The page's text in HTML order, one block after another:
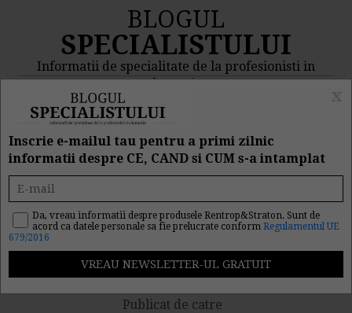
BLOGUL
SPECIALISTULUI
Informatii de specialitate de la profesionisti in
domeniu
MENIU
Anularea codului de TVA.
Care vor fi efectele
fiscale?
Publicat de catre
Inscrie e-mailul tau pentru a primi zilnic
informatii despre CE, CAND si CUM s-a intamplat
Da, vreau informatii despre produsele Rentrop&Straton. Sunt de
acord ca datele personale sa fie prelucrate conform Regulamentul UE
679/2016